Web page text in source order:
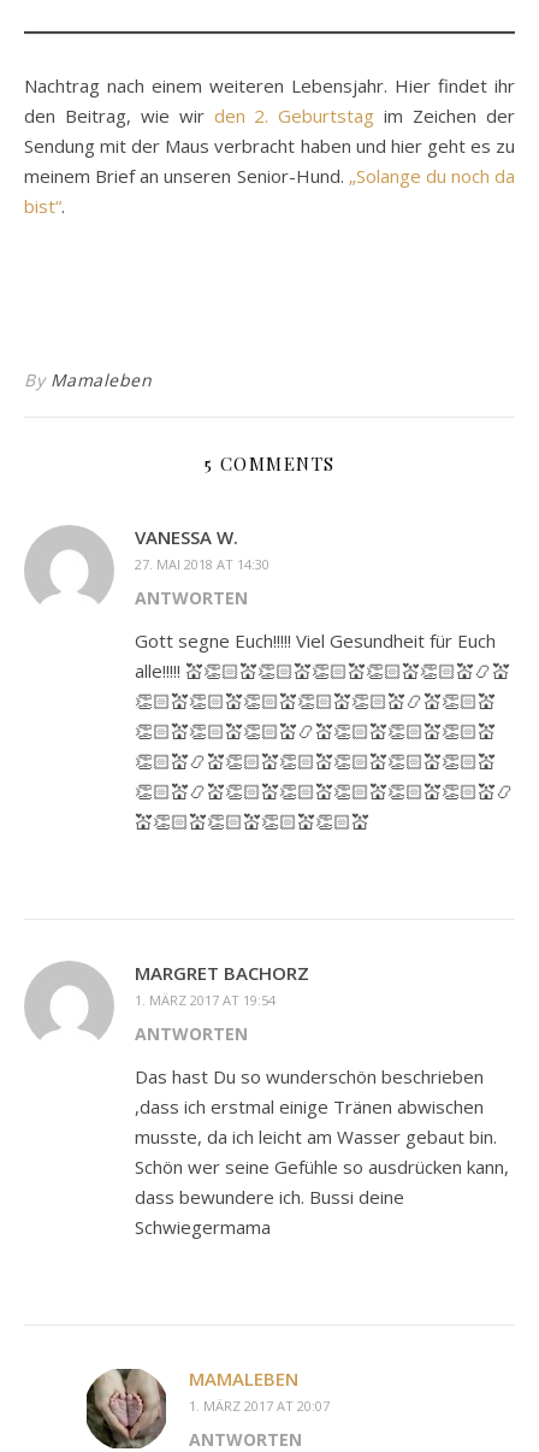
Nachtrag nach einem weiteren Lebensjahr. Hier findet ihr
den Beitrag, wie wir den 2. Geburtstag im Zeichen der
Sendung mit der Maus verbracht haben und hier geht es zu
meinem Brief an unseren Senior-Hund. „Solange du noch da
bist“.
By Mamaleben
5 COMMENTS
VANESSA W.
27. MAI 2018 AT 14:30
ANTWORTEN
Gott segne Euch!!!!! Viel Gesundheit für Euch
alle!!!!! 💒👏🏻💒👏🏻💒👏🏻💒👏🏻💒👏🏻💒📿💒
👏🏻💒👏🏻💒👏🏻💒👏🏻💒👏🏻💒📿💒👏🏻💒
👏🏻💒👏🏻💒👏🏻💒📿💒👏🏻💒👏🏻💒👏🏻💒
👏🏻💒📿💒👏🏻💒👏🏻💒👏🏻💒👏🏻💒👏🏻💒
👏🏻💒📿💒👏🏻💒👏🏻💒👏🏻💒👏🏻💒👏🏻💒📿
💒👏🏻💒👏🏻💒👏🏻💒👏🏻💒
MARGRET BACHORZ
1. MÄRZ 2017 AT 19:54
ANTWORTEN
Das hast Du so wunderschön beschrieben
,dass ich erstmal einige Tränen abwischen
musste, da ich leicht am Wasser gebaut bin.
Schön wer seine Gefühle so ausdrücken kann,
dass bewundere ich. Bussi deine
Schwiegermama
MAMALEBEN
1. MÄRZ 2017 AT 20:07
ANTWORTEN